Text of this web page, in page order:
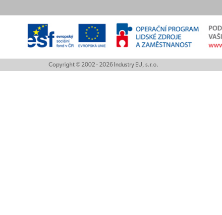
Copyright © 2002 - 2026 Industry EU, s.r.o.